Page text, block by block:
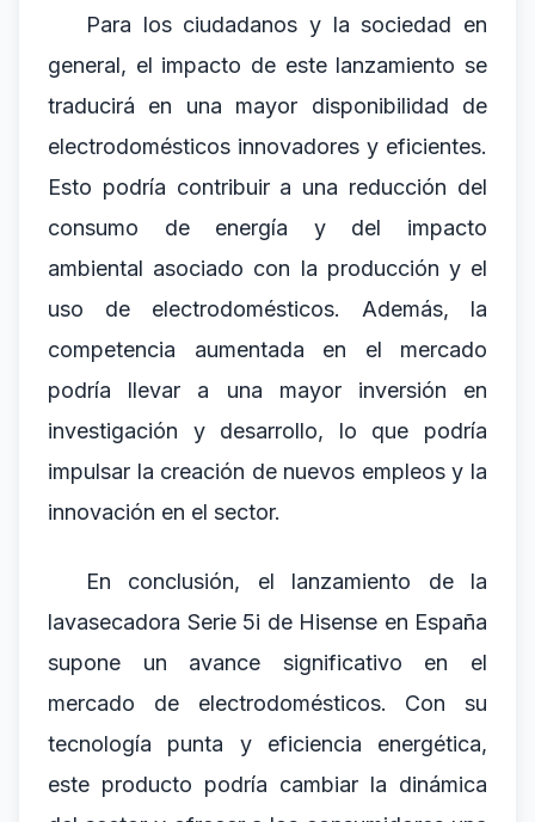
Para los ciudadanos y la sociedad en
general, el impacto de este lanzamiento se
traducirá en una mayor disponibilidad de
electrodomésticos innovadores y eficientes.
Esto podría contribuir a una reducción del
consumo de energía y del impacto
ambiental asociado con la producción y el
uso de electrodomésticos. Además, la
competencia aumentada en el mercado
podría llevar a una mayor inversión en
investigación y desarrollo, lo que podría
impulsar la creación de nuevos empleos y la
innovación en el sector.
En conclusión, el lanzamiento de la
lavasecadora Serie 5i de Hisense en España
supone un avance significativo en el
mercado de electrodomésticos. Con su
tecnología punta y eficiencia energética,
este producto podría cambiar la dinámica